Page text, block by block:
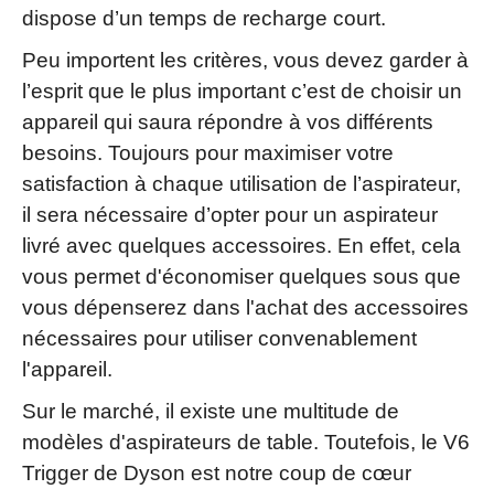
dispose d’un temps de recharge court.
Peu importent les critères, vous devez garder à
l’esprit que le plus important c’est de choisir un
appareil qui saura répondre à vos différents
besoins. Toujours pour maximiser votre
satisfaction à chaque utilisation de l’aspirateur,
il sera nécessaire d’opter pour un aspirateur
livré avec quelques accessoires. En effet, cela
vous permet d'économiser quelques sous que
vous dépenserez dans l'achat des accessoires
nécessaires pour utiliser convenablement
l'appareil.
Sur le marché, il existe une multitude de
modèles d'aspirateurs de table. Toutefois, le V6
Trigger de Dyson est notre coup de cœur